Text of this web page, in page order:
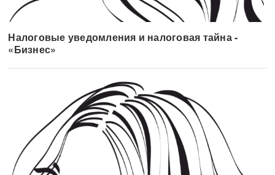
Налоговые уведомления и налоговая тайна -
«Бизнес»